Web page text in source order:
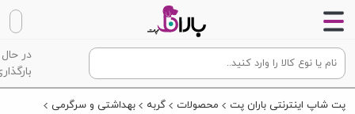
در حال
پت شاپ اینترنتی باران پت محصولات گربه
بهداشتی و سرگرمی